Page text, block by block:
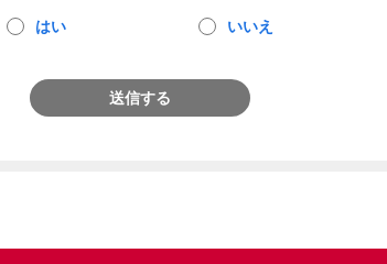
はい いいえ
送信する